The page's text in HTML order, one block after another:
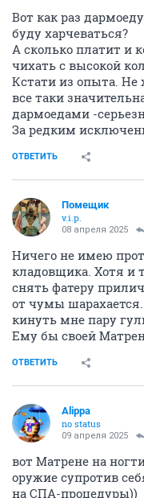
Вот как раз
буду харчеваться?
А сколько платит и
чихать с высокой
Кстати из опыта. Не
все таки
дармоедами -
За редким
ОТВЕТИТЬ
Помещик
v.i.p.
08 апреля 2025
Ничего не имею
кладовщика. Хотя и
снять фатеру
от чумы
кинуть мне пару
Ему бы своей
ОТВЕТИТЬ
Alippa
no status
09 апреля 2025
вот Матрене на
оружие супротив
на СПА-процедуры))